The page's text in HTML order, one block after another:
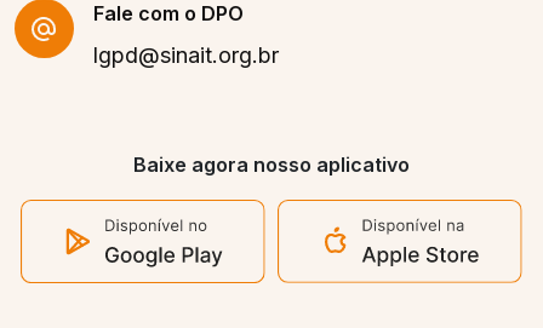
Fale com o DPO
lgpd@sinait.org.br
Baixe agora nosso aplicativo